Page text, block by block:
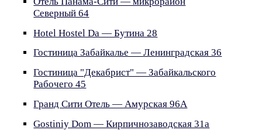
Северный 64
Hotel Hostel Da — Бутина 28
Гостиница Забайкалье — Ленинградская 36
Гостиница "Декабрист" — Забайкальского
Рабочего 45
Гранд Сити Отель — Амурская 96А
Gostiniy Dom — Кирпичнозаводская 31а